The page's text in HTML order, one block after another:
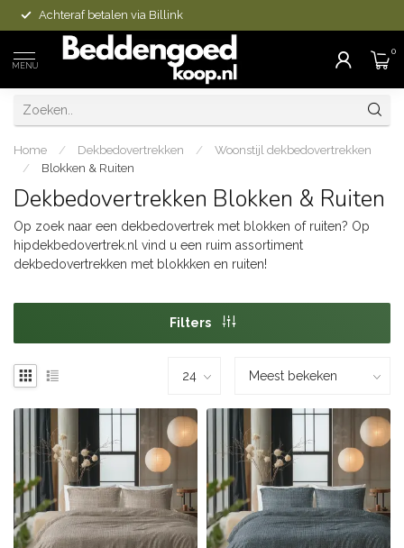
Achteraf betalen via Billink
MENU
0
Home / Dekbedovertrekken /
Woonstijl dekbedovertrekken
/
Blokken & Ruiten
Dekbedovertrekken Blokken & Ruiten
Op zoek naar een dekbedovertrek met blokken of ruiten? Op
hipdekbedovertrek.nl vind u een ruim assortiment
dekbedovertrekken met blokkken en ruiten!
Filters